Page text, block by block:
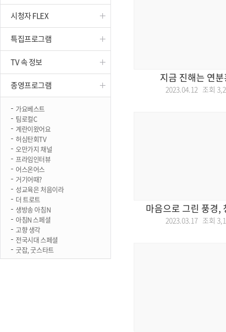
시청자 FLEX
특집프로그램
TV 속 정보
종영프로그램
가요베스트
팀로컬C
계란이왔어요
허심탄회TV
오만가지 채널
프라임인터뷰
어스온어스
거기어때?
성교육은 처음이라
더 트로트
생방송 아침N
아침N 스페셜
고향 생각
전국시대 스페셜
굿잡, 굿스타트
지금 진해는 연
2023.04.12 조회
마음으로 그린 풍경,
2023.03.17 조회